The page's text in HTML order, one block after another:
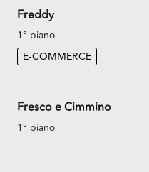
Freddy
1° piano
E-COMMERCE
Fresco e Cimmino
1° piano